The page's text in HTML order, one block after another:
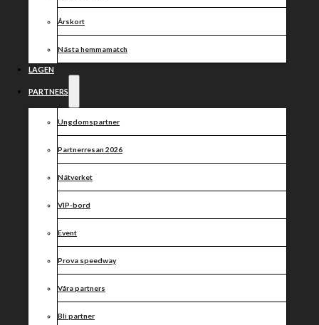
Årskort
Nästa hemmamatch
LAGEN
PARTNERS
Ungdomspartner
Partnerresan 2026
Nätverket
VIP-bord
Event
Prova speedway
Våra partners
Bli partner